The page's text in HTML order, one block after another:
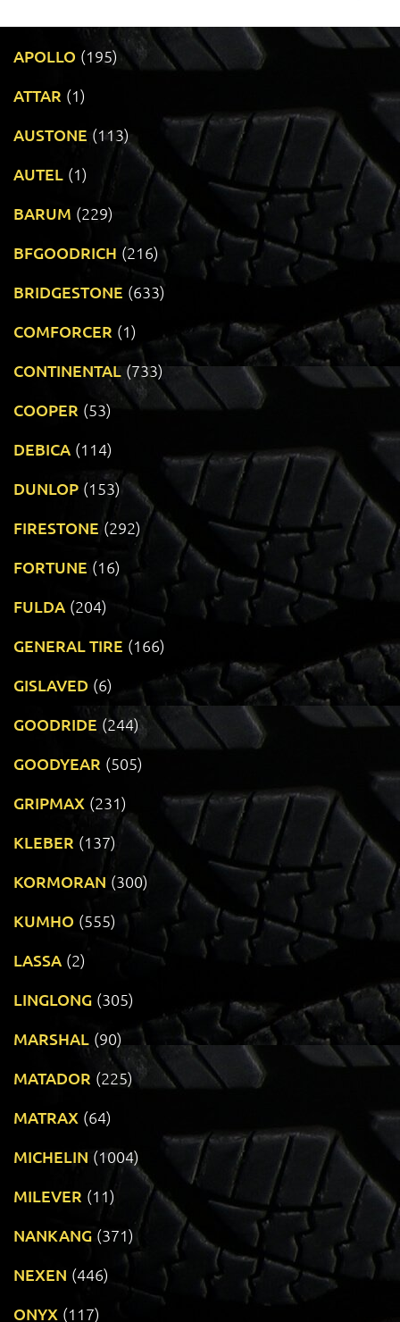
APOLLO (195)
ATTAR (1)
AUSTONE (113)
AUTEL (1)
BARUM (229)
BFGOODRICH (216)
BRIDGESTONE (633)
COMFORCER (1)
CONTINENTAL (733)
COOPER (53)
DEBICA (114)
DUNLOP (153)
FIRESTONE (292)
FORTUNE (16)
FULDA (204)
GENERAL TIRE (166)
GISLAVED (6)
GOODRIDE (244)
GOODYEAR (505)
GRIPMAX (231)
KLEBER (137)
KORMORAN (300)
KUMHO (555)
LASSA (2)
LINGLONG (305)
MARSHAL (90)
MATADOR (225)
MATRAX (64)
MICHELIN (1004)
MILEVER (11)
NANKANG (371)
NEXEN (446)
ONYX (117)